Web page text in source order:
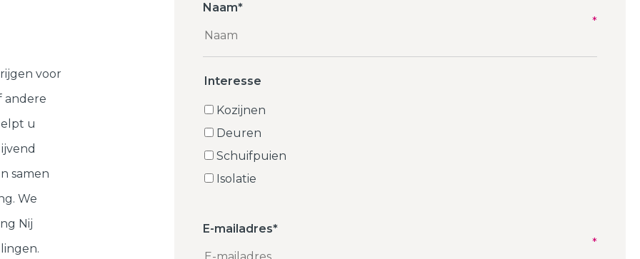
voor
andere
u
samen
We
Nij
Naam*
Interesse
Kozijnen
Deuren
Schuifpuien
Isolatie
E-mailadres*